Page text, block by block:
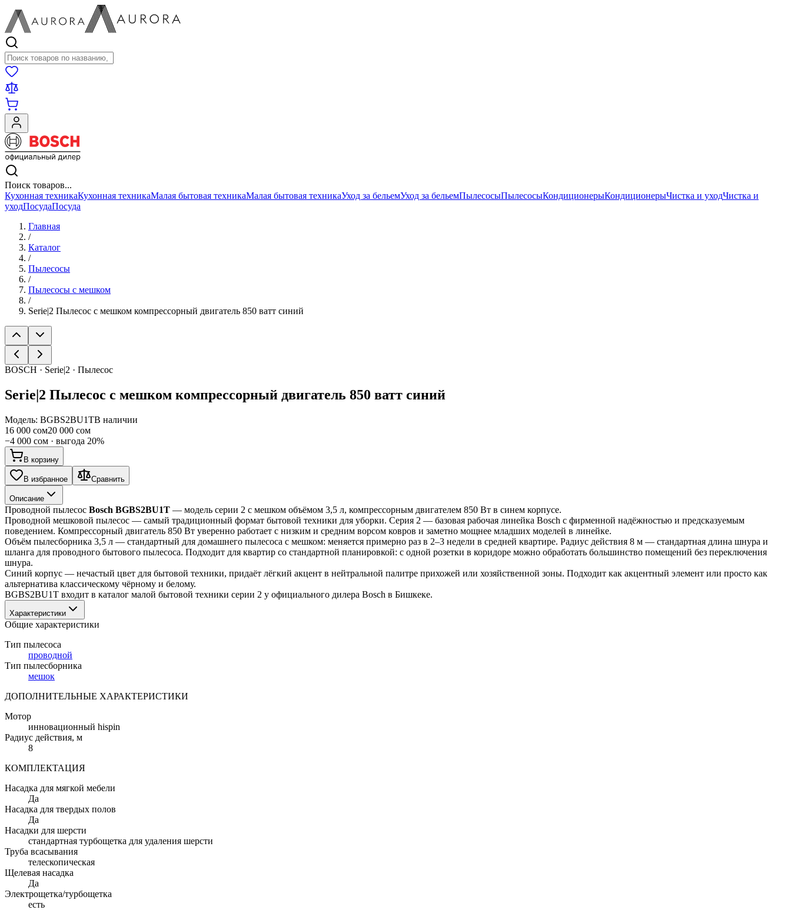
Поиск товаров
Поиск товаров...
Кухонная техникаКухонная техникаМалая бытовая техникаМалая бытовая техникаУход за бельемУход за бельемПылесосыПылесосыКондиционерыКондиционерыЧистка и уходЧистка и
уходПосудаПосуда
Главная
/
Каталог
/
Пылесосы
/
Пылесосы с мешком
/
Serie|2 Пылесос с мешком компрессорный двигатель 850 ватт синий
BOSCH · Serie|2 · Пылесос
Serie|2 Пылесос с мешком компрессорный двигатель 850 ватт синий
Модель: BGBS2BU1TВ наличии
16 000 сом20 000 сом
−4 000 сом · выгода 20%
В корзину
В избранное Сравнить
Описание
Проводной пылесос Bosch BGBS2BU1T — модель серии 2 с мешком объёмом 3,5 л, компрессорным двигателем 850 Вт в синем корпусе.
Проводной мешковой пылесос — самый традиционный формат бытовой техники для уборки. Серия 2 — базовая рабочая линейка Bosch с фирменной надёжностью и предсказуемым
поведением. Компрессорный двигатель 850 Вт уверенно работает с низким и средним ворсом ковров и заметно мощнее младших моделей в линейке.
Объём пылесборника 3,5 л — стандартный для домашнего пылесоса с мешком: меняется примерно раз в 2–3 недели в средней квартире. Радиус действия 8 м — стандартная длина шнура и
шланга для проводного бытового пылесоса. Подходит для квартир со стандартной планировкой: с одной розетки в коридоре можно обработать большинство помещений без переключения
шнура.
Синий корпус — нечастый цвет для бытовой техники, придаёт лёгкий акцент в нейтральной палитре прихожей или хозяйственной зоны. Подходит как акцентный элемент или просто как
альтернатива классическому чёрному и белому.
BGBS2BU1T входит в каталог малой бытовой техники серии 2 у официального дилера Bosch в Бишкеке.
Характеристики
Общие характеристики
Тип пылесоса
проводной
Тип пылесборника
мешок
ДОПОЛНИТЕЛЬНЫЕ ХАРАКТЕРИСТИКИ
Мотор
инновационный hispin
Радиус действия, м
8
КОМПЛЕКТАЦИЯ
Насадка для мягкой мебели
Да
Насадка для твердых полов
Да
Насадки для шерсти
стандартная турбощетка для удаления шерсти
Труба всасывания
телескопическая
Щелевая насадка
Да
Электрощетка/турбощетка
есть